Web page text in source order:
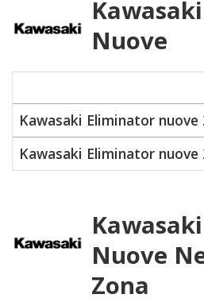
Nuove
Kawasaki Eliminator nuove
Kawasaki Eliminator nuove
Nuove
Zona